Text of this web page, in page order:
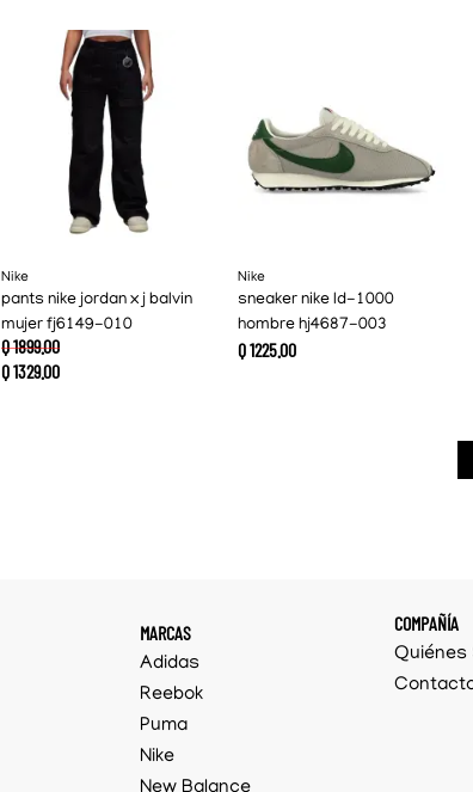
Nike
pants nike jordan x j balvin
mujer fj6149-010
Q1899.00
Q1329.00
Nike
sneaker nike ld-1000
hombre hj4687-003
Q122500
MARCAS
Adidas
Reebok
Puma
Nike
COMPAÑÍA
Quiénes